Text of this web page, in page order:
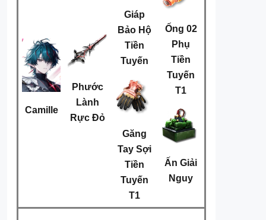
Camille
Phước
Lành
Rực Đỏ
Giáp
Bảo Hộ
Tiền
Tuyến
Găng
Tay Sợi
Tiền
Tuyến
T1
Ống 02
Phụ
Tiền
Tuyến
T1
Ấn Giải
Nguy